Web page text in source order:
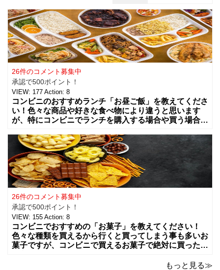
26件のコメント募集中
承認で500ポイント！
VIEW: 177 Action: 8
コンビニのおすすめランチ「お昼ご飯」を教えてくださ
い！色々な商品や好きな食べ物により違うと思います
が、特にコンビニでランチを購入する場合や買う場合に
カップラーメンやコンビニ弁当、総菜やサラダ
26件のコメント募集中
承認で500ポイント！
VIEW: 155 Action: 8
コンビニでおすすめの「お菓子」を教えてください！
色々な種類を買えるから行くと買ってしまう事も多いお
菓子ですが、コンビニで買えるお菓子で絶対に買った方
もっと見る≫